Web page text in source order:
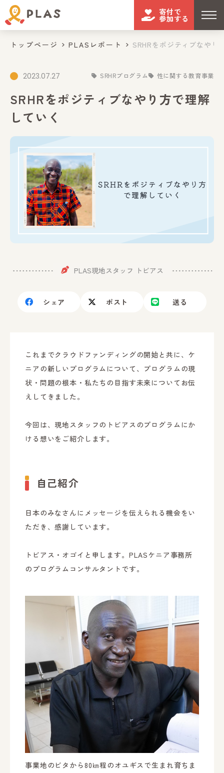
寄付で
参加する
トップページ PLASレポート SRHRをポジティブなやり
2023.07.27 SRHRプログラム 性に関する教育事業
SRHRをポジティブなやり方で理解
していく
PLAS現地スタッフ トビアス
シェア ポスト 送る
これまでクラウドファンディングの開始と共に、ケ
ニアの新しいプログラムについて、プログラムの現
状・問題の根本・私たちの目指す未来についてお伝
えしてきました。
今回は、現地スタッフのトビアスのプログラムにか
ける想いをご紹介します。
自己紹介
日本のみなさんにメッセージを伝えられる機会をい
ただき、感謝しています。
トビアス・オゴイと申します。PLASケニア事務所
のプログラムコンサルタントです。
事業地のビタから80㎞程のオユギスで生まれ育ちま